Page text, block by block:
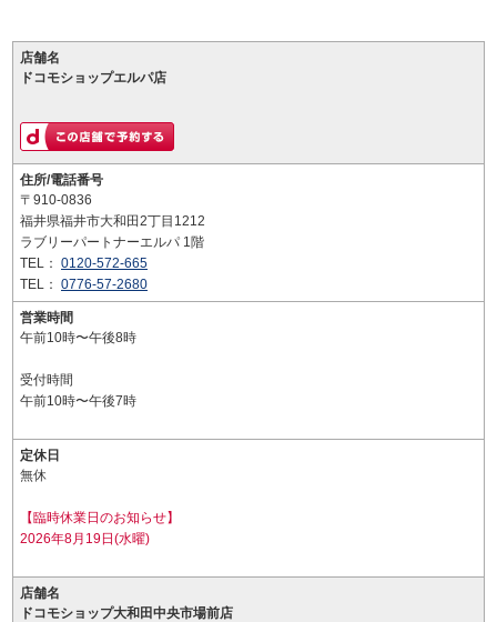
店舗名
ドコモショップエルパ店
住所/電話番号
〒910-0836
福井県福井市大和田2丁目1212
ラブリーパートナーエルパ 1階
TEL： 0120-572-665
TEL： 0776-57-2680
営業時間
午前10時〜午後8時
受付時間
午前10時〜午後7時
定休日
無休
【臨時休業日のお知らせ】
2026年8月19日(水曜)
店舗名
ドコモショップ大和田中央市場前店